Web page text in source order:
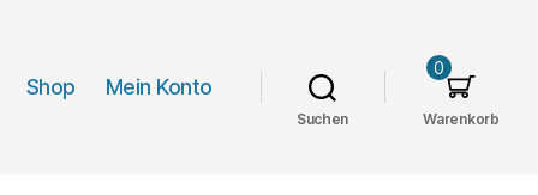
Shop Mein Konto
Suchen Warenkorb
0